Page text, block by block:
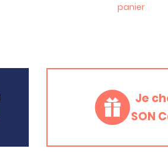
panier
Je
SON